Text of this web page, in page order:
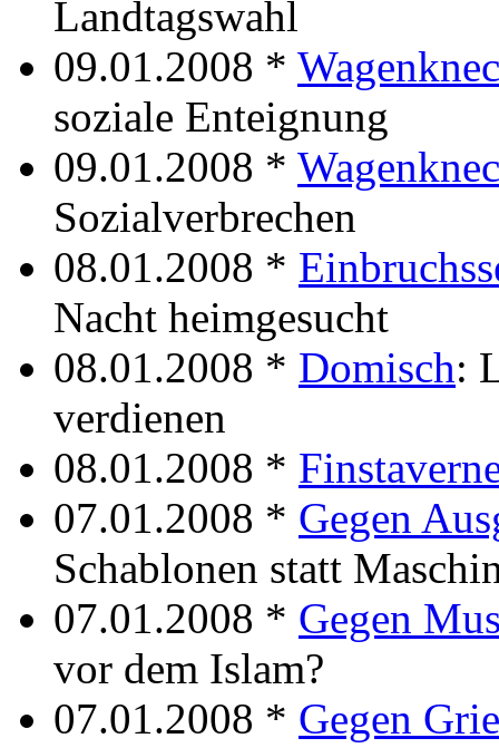
Landtagswahl
09.01.2008 *
soziale Enteignung
09.01.2008 *
Sozialverbrechen
08.01.2008 *
Nacht heimgesucht
08.01.2008 * Domisch:
verdienen
08.01.2008 *
07.01.2008 * Gegen
Schablonen statt
07.01.2008 * Gegen
vor dem Islam?
07.01.2008 * Gegen